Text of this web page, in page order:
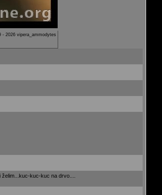
- 2026 vipera_ammodytes
kuc-kuc na drvo....